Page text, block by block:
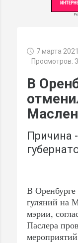
7 марта
Просмотров:
В
Причина
В Оренбурге
гуляний на
мэрии,
Паслера